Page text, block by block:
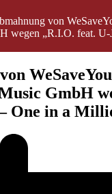
von
wegen „R.I.O. feat. U-
GmbH
One in a